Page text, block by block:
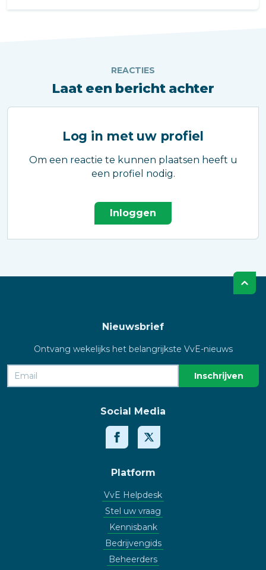
REACTIES
Laat een bericht achter
Log in met uw profiel
Om een reactie te kunnen plaatsen heeft u
een profiel nodig.
Inloggen
Nieuwsbrief
Ontvang wekelijks het belangrijkste VvE-nieuws
Social Media
Platform
VvE Helpdesk
Stel uw vraag
Kennisbank
Bedrijvengids
Beheerders